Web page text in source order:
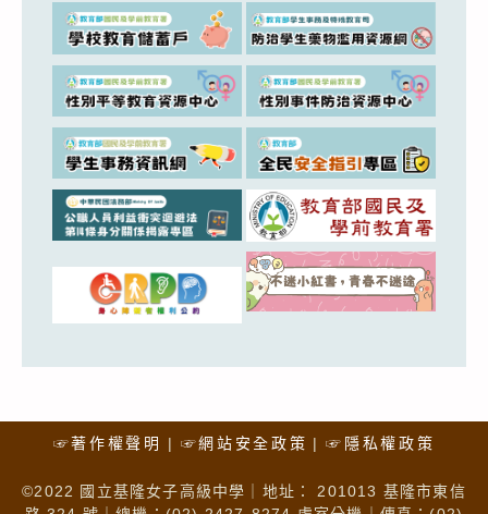
☞著作權聲明 ☞網站安全政策 ☞隱私權政策
©2022 國立基隆女子高級中學｜地址： 201013 基隆市東信